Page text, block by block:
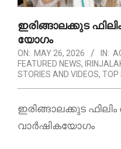
ഇരിങ്ങാലക്കുട
യോഗം
ON: MAY 26, 2026 IN:
FEATURED NEWS,
STORIES AND VIDEOS, TOP
ഇരിങ്ങാലക്കുട
വാർഷികയോഗം